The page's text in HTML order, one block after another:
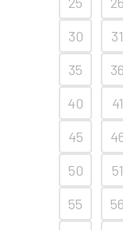
30
31
35
36
40
41
45
50
51
55
56